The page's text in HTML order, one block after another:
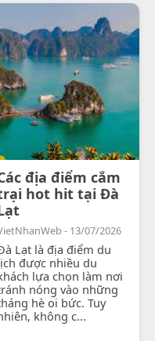
địa điểm cắm
hot hit tại Đà
- 13/07/2026
Lạt là địa điểm du
được nhiều du
lựa chọn làm nơi
nóng vào những
hè oi bức. Tuy
không c...